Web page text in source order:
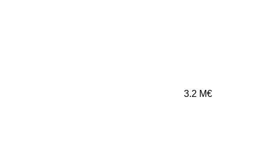
3.2 M€